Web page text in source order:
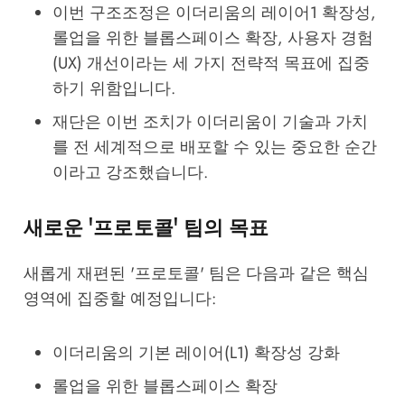
이번 구조조정은 이더리움의 레이어1 확장성,
롤업을 위한 블롭스페이스 확장, 사용자 경험
(UX) 개선이라는 세 가지 전략적 목표에 집중
하기 위함입니다.
재단은 이번 조치가 이더리움이 기술과 가치
를 전 세계적으로 배포할 수 있는 중요한 순간
이라고 강조했습니다.
새로운 '프로토콜' 팀의 목표
새롭게 재편된 '프로토콜' 팀은 다음과 같은 핵심
영역에 집중할 예정입니다:
이더리움의 기본 레이어(L1) 확장성 강화
롤업을 위한 블롭스페이스 확장